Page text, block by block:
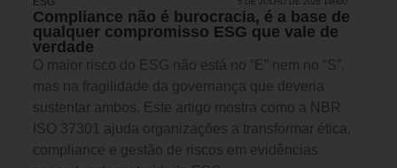
5 DE JULHO DE 2026 14H00
Compliance não é burocracia, é a base de
qualquer compromisso ESG que vale de
verdade
O maior risco do ESG não está no “E” nem no “S”,
mas na fragilidade da governança que deveria
sustentar ambos. Este artigo mostra como a NBR
ISO 37301 ajuda organizações a transformar ética,
compliance e gestão de riscos em evidências